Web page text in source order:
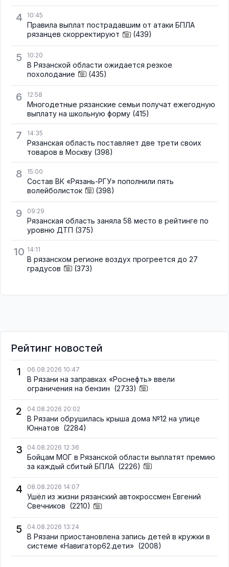
4 10:45
Правила выплат пострадавшим от атаки БПЛА
рязанцев скорректируют
(439)
5 10:20
В Рязанской области ожидается резкое
похолодание
(435)
6 12:58
Многодетные рязанские семьи получат ежегодную
выплату на школьную форму (415)
7 14:35
Рязанская область поставляет две трети своих
товаров в Москву (398)
8 15:00
Состав ВК «Рязань-РГУ» пополнили пять
волейболисток
(398)
9 09:29
Рязанская область заняла 58 место в рейтинге по
уровню ДТП (375)
10 14:11
В рязанском регионе воздух прогреется до 27
градусов
(373)
Рейтинг новостей
1
06.08.2026 10:47
В Рязани на заправках «Роснефть» ввели
ограничения на бензин (2733)
2 04.08.2026 20:02
В Рязани обрушилась крыша дома №12 на улице
Юннатов (2284)
3 04.08.2026 12:36
Бойцам МОГ в Рязанской области выплатят премию
за каждый сбитый БПЛА (2226)
4 08.08.2026 14:07
Ушёл из жизни рязанский автокроссмен Евгений
Свечников (2210)
5 04.08.2026 13:24
В Рязани приостановлена запись детей в кружки в
системе «Навигатор62.дети» (2008)